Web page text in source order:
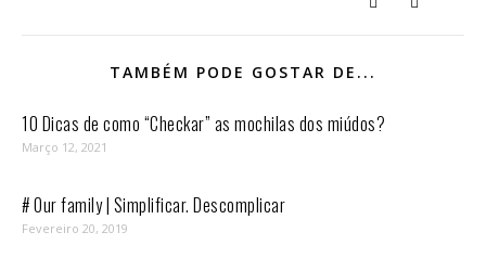
TAMBÉM PODE GOSTAR DE...
10 Dicas de como “Checkar” as mochilas dos miúdos?
Março 12, 2021
# Our family | Simplificar. Descomplicar
Fevereiro 20, 2019